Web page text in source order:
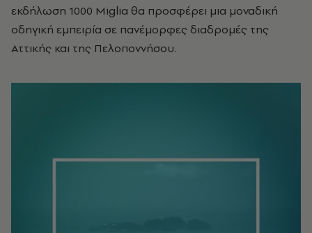
εκδήλωση 1000 Miglia θα προσφέρει μια μοναδική
οδηγική εμπειρία σε πανέμορφες διαδρομές της
Αττικής και της Πελοποννήσου.